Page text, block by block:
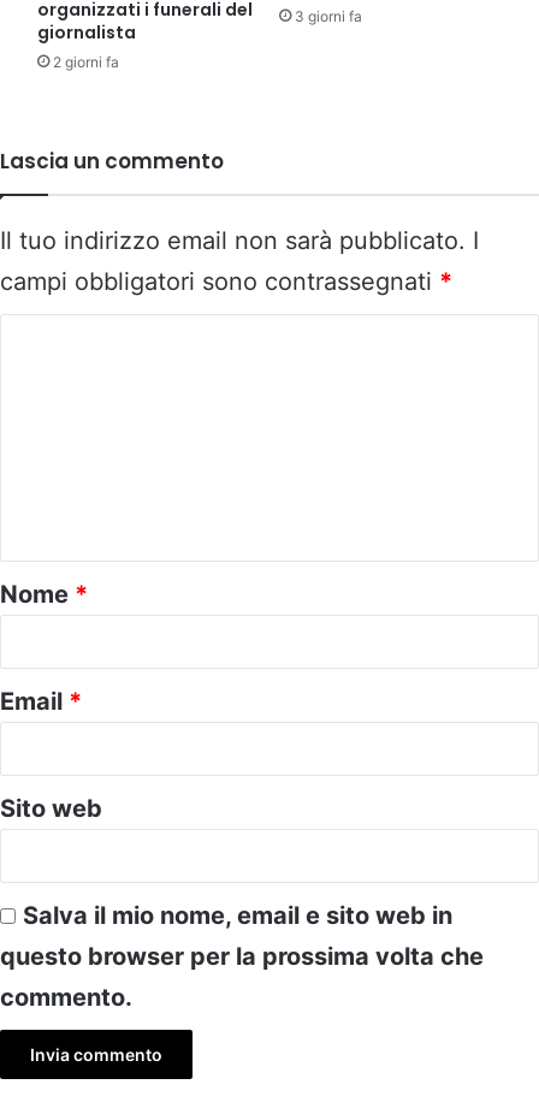
organizzati i funerali del
giornalista
2 giorni fa
3 giorni fa
Lascia un commento
Il tuo indirizzo email non sarà pubblicato. I
campi obbligatori sono contrassegnati *
o
*
Nome *
Email *
Sito web
Salva il mio nome, email e sito web in
questo browser per la prossima volta che
commento.